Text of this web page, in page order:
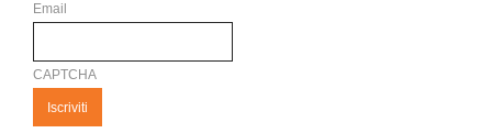
Email
CAPTCHA